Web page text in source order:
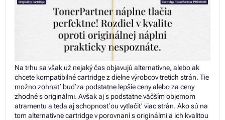
Na trhu sa však už nejaký čas objavujú alternatívne, alebo ak
chcete kompatibilné cartridge z dielne výrobcov tretích strán. Tie
možno zohnať buď za podstatne lepšie ceny alebo za ceny
zhodné s originálmi. Avšak aj s podstatne väčším objemom
atramentu a teda aj schopnosťou vytlačiť viac strán. Ako sú na
tom alternatívne cartridge v porovnaní s originálmi a ich kvalitou